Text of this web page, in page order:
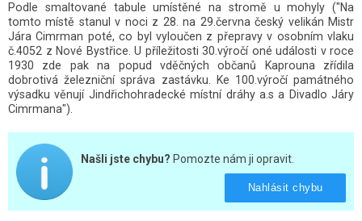
Podle smaltované tabule umístěné na stromě u mohyly ("Na
tomto místě stanul v noci z 28. na 29.června český velikán Mistr
Jára Cimrman poté, co byl vyloučen z přepravy v osobním vlaku
č.4052 z Nové Bystřice. U příležitosti 30.výročí oné události v roce
1930 zde pak na popud vděčných občanů Kaprouna zřídila
dobrotivá železniční správa zastávku. Ke 100.výročí památného
výsadku věnují Jindřichohradecké místní dráhy a.s a Divadlo Járy
Cimrmana").
Našli jste chybu? Pomozte nám ji opravit.
Nahlásit chybu